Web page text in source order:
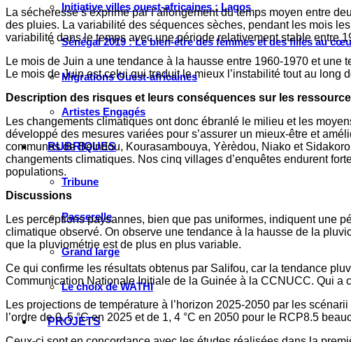
Initiative villes ouest-africaines : Lagos
Sénégal 2019 : Le bien-être des femmes et des filles au
Migrations Ouest-africaines
Artistes Engagés
RUBRIQUES
Tribune
Passerelle
Grand large
Le choix de WATHI
PROJETS
La sécheresse s’exprime par l’allongement du temps moyen entre
des pluies. La variabilité des séquences sèches, pendant les mois
variabilité dans le temps avec une période relativement stable entre
Le mois de Juin a une tendance à la hausse entre 1960-1970 et
Le mois de Juin est celui qui traduit le mieux l’instabilité tout au
Description des risques et leurs conséquences sur les
Les changements climatiques ont donc ébranlé le milieu et les
développé des mesures variées pour s’assurer un mieux-être et
communes de Beindou, Kourasambouya, Yèrèdou, Niako et
changements climatiques. Nos cinq villages d’enquêtes endurent
populations.
Discussions
Les perceptions paysannes, bien que pas uniformes, indiquent une
climatique observé. On observe une tendance à la hausse de la
que la pluviométrie est de plus en plus variable.
Ce qui confirme les résultats obtenus par Salifou, car la tendance
Communication Nationale Initiale de la Guinée à la CCNUCC. Qui a
Les projections de température à l’horizon 2025-2050 par les
l’ordre de 0, 5 °C en 2025 et de 1, 4 °C en 2050 pour le RCP8.5